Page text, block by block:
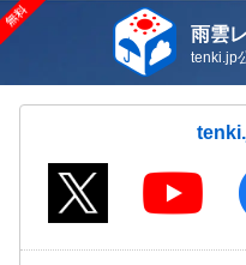
雨雲
tenki.jp